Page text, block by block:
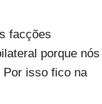
facções
porque nós
Por isso fico na